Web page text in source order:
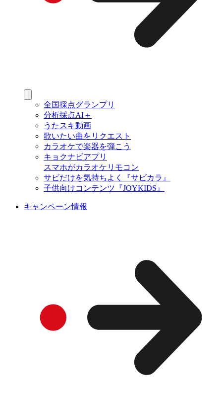
全国採点グランプリ
分析採点AI＋
うたスキ動画
歌いたい曲をリクエスト
カラオケで楽器を弾こう
キョクナビアプリ
スマホがカラオケリモコン
サビだけを気持ちよく『サビカラ』
子供向けコンテンツ『JOYKIDS』
キャンペーン情報